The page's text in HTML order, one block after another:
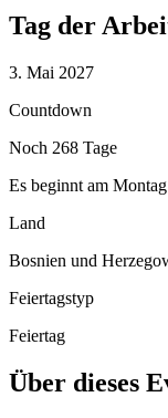
Tag der
3. Mai 2027
Countdown
Noch 268 Tage
Es beginnt am Montag
Land
Bosnien und
Feiertagstyp
Feiertag
Über dieses